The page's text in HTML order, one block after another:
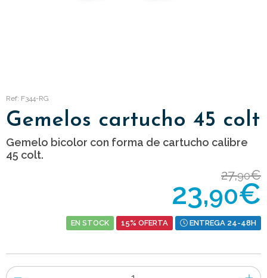
Ref: F344-RG
Gemelos cartucho 45 colt
Gemelo bicolor con forma de cartucho calibre
45 colt.
27,90€
23,90€
EN STOCK 15% OFERTA ENTREGA 24-48H
Número